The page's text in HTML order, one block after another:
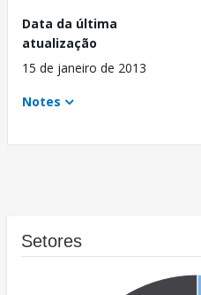
Data da última
atualização
15 de janeiro de 2013
Notes
Setores